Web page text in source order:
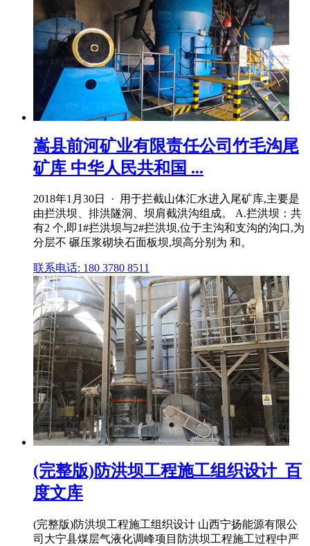
嵩县前河矿业有限责任公司竹毛沟尾
矿库 中华人民共和国 ...
2018年1月30日 · 用于拦截山体汇水进入尾矿库,主要是
由拦洪坝、排洪隧洞、坝肩截洪沟组成。 A.拦洪坝：共
有2 个,即1#拦洪坝与2#拦洪坝,位于主沟和支沟的沟口,为
分层不 碾压浆砌块石面板坝,坝高分别为 和。
联系电话: 180 3780 8511
(完整版)防洪坝工程施工组织设计_百
度文库
(完整版)防洪坝工程施工组织设计 山西宁扬能源有限公
司大宁县煤层气液化调峰项目防洪坝工程施工过程中严